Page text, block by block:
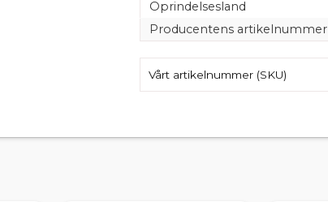
Oprindelsesland
Producentens artikelnummer
Vårt artikelnummer (SKU)